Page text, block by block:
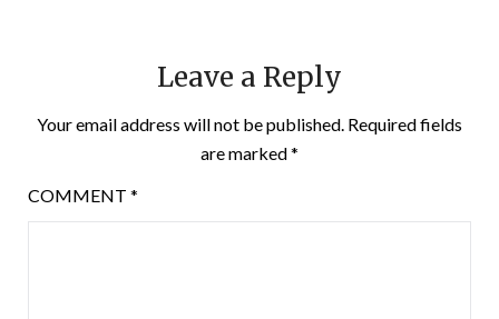
Leave a Reply
Your email address will not be published. Required fields
are marked*
COMMENT *